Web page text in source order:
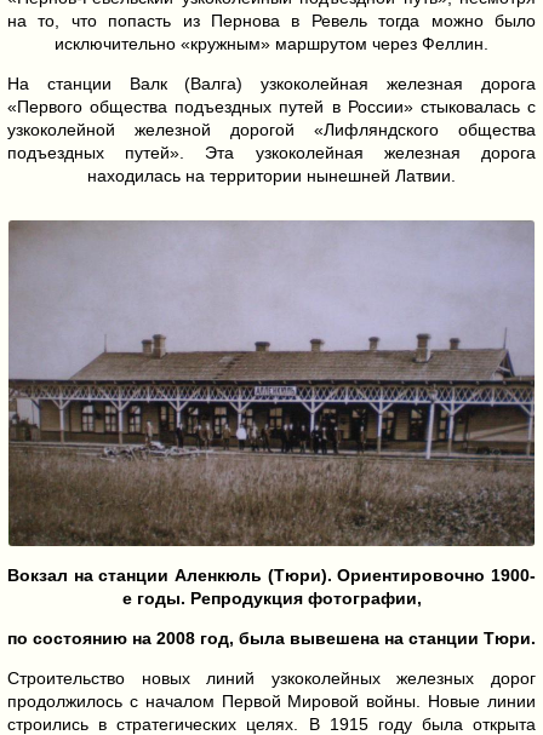
на то, что попасть из Пернова в Ревель тогда можно было
исключительно «кружным» маршрутом через Феллин.
На станции Валк (Валга) узкоколейная железная дорога
«Первого общества подъездных путей в России» стыковалась с
узкоколейной железной дорогой «Лифляндского общества
подъездных путей». Эта узкоколейная железная дорога
находилась на территории нынешней Латвии.
Вокзал на станции Аленкюль (Тюри). Ориентировочно 1900-
е годы. Репродукция фотографии,
по состоянию на 2008 год, была вывешена на станции Тюри.
Строительство новых линий узкоколейных железных дорог
продолжилось с началом Первой Мировой войны. Новые линии
строились в стратегических целях. В 1915 году была открыта